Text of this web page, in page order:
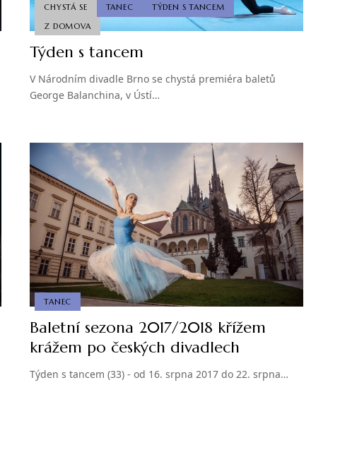
CHYSTÁ SE TANEC
TÝDEN S TANCEM
Z DOMOVA
Týden s tancem
V Národním divadle Brno se chystá premiéra baletů
George Balanchina, v Ústí…
TANEC
Baletní sezona 2017/2018 křížem
krážem po českých divadlech
Týden s tancem (33) - od 16. srpna 2017 do 22. srpna…